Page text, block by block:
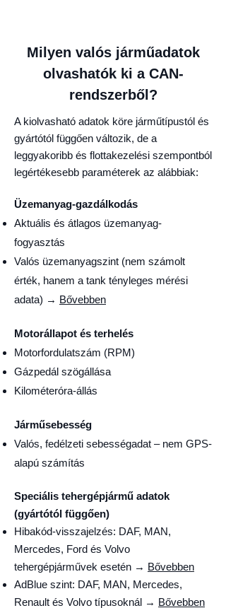
Milyen valós járműadatok
olvashatók ki a CAN-
rendszerből?
A kiolvasható adatok köre járműtípustól és
gyártótól függően változik, de a
leggyakoribb és flottakezelési szempontból
legértékesebb paraméterek az alábbiak:
Üzemanyag-gazdálkodás
Aktuális és átlagos üzemanyag-
fogyasztás
Valós üzemanyagszint (nem számolt
érték, hanem a tank tényleges mérési
adata) → Bővebben
Motorállapot és terhelés
Motorfordulatszám (RPM)
Gázpedál szögállása
Kilométeróra-állás
Járműsebesség
Valós, fedélzeti sebességadat – nem GPS-
alapú számítás
Speciális tehergépjármű adatok
(gyártótól függően)
Hibakód-visszajelzés: DAF, MAN,
Mercedes, Ford és Volvo
tehergépjárművek esetén → Bővebben
AdBlue szint: DAF, MAN, Mercedes,
Renault és Volvo típusoknál → Bővebben